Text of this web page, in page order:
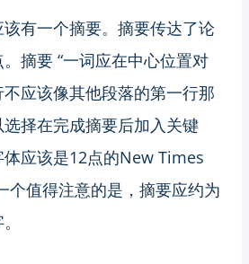
有一个摘要。摘要传达了论
摘要 “一词应在中心位置对
应该像其他段落的第一行那
择在完成摘要后加入关键
应该是12点的New Times
个值得注意的是，摘要应约为